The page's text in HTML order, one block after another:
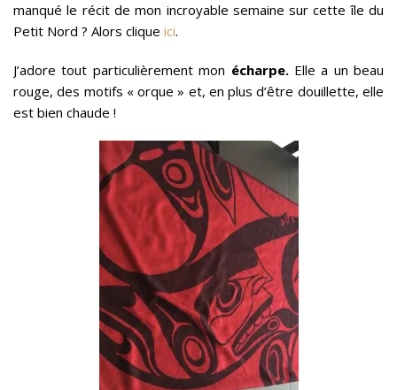
manqué le récit de mon incroyable semaine sur cette île du
Petit Nord ? Alors clique ici.
J’adore tout particulièrement mon écharpe.Elle a un beau
rouge, des motifs « orque » et, en plus d’être douillette, elle
est bien chaude !